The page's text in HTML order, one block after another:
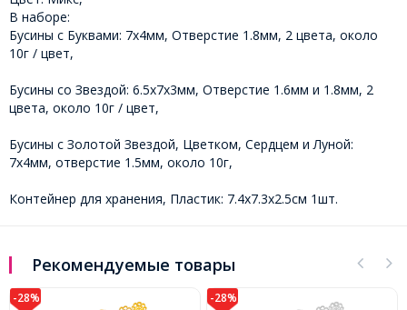
В наборе:
Бусины с Буквами: 7х4мм, Отверстие 1.8мм, 2 цвета, около
10г / цвет,
Бусины со Звездой: 6.5х7х3мм, Отверстие 1.6мм и 1.8мм, 2
цвета, около 10г / цвет,
Бусины с Золотой Звездой, Цветком, Сердцем и Луной:
7х4мм, отверстие 1.5мм, около 10г,
Контейнер для хранения, Пластик: 7.4х7.3х2.5см 1шт.
Рекомендуемые товары